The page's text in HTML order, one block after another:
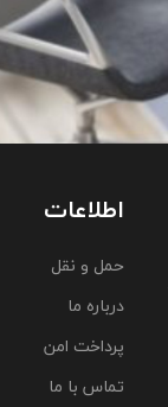
اطلاعات
حمل و نقل
درباره ما
پرداخت امن
تماس با ما